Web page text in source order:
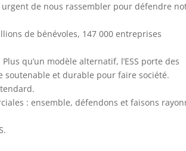
de nous rassembler pour défendre
de bénévoles, 147 000 entreprises
qu’un modèle alternatif, l’ESS porte des
soutenable et durable pour faire société.
: ensemble, défendons et faisons